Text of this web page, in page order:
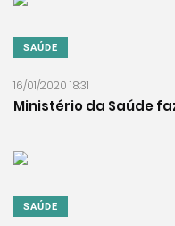
SAÚDE
16/01/2020 18:31
Ministério da Saúde
SAÚDE